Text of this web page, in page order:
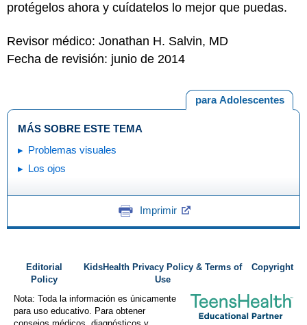
protégelos ahora y cuídatelos lo mejor que puedas.
Revisor médico: Jonathan H. Salvin, MD
Fecha de revisión: junio de 2014
para Adolescentes
MÁS SOBRE ESTE TEMA
Problemas visuales
Los ojos
Imprimir
Editorial
Policy
KidsHealth Privacy Policy & Terms of
Use
Copyright
Nota: Toda la información es únicamente
para uso educativo. Para obtener